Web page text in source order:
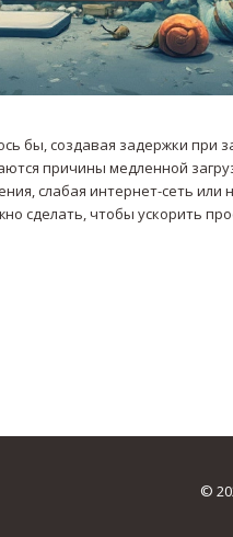
бы, создавая задержки при
причины медленной
слабая интернет-сеть
сделать, чтобы ускорить
©